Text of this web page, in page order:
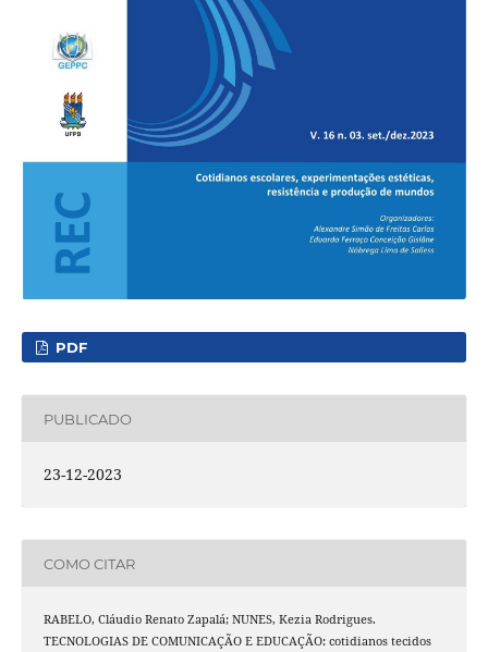
PDF
PUBLICADO
23-12-2023
COMO CITAR
RABELO, Cláudio Renato Zapalá; NUNES, Kezia Rodrigues.
TECNOLOGIAS DE COMUNICAÇÃO E EDUCAÇÃO: cotidianos tecidos